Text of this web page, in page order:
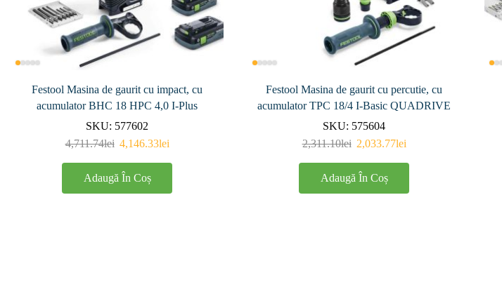
Festool Masina de gaurit cu impact, cu
acumulator BHC 18 HPC 4,0 I-Plus
SKU: 577602
4,711.74lei 4,146.33lei
Adaugă În Coș
Festool Masina de gaurit cu percutie, cu
acumulator TPC 18/4 I-Basic QUADRIVE
SKU: 575604
2,311.10lei 2,033.77lei
Adaugă În Coș